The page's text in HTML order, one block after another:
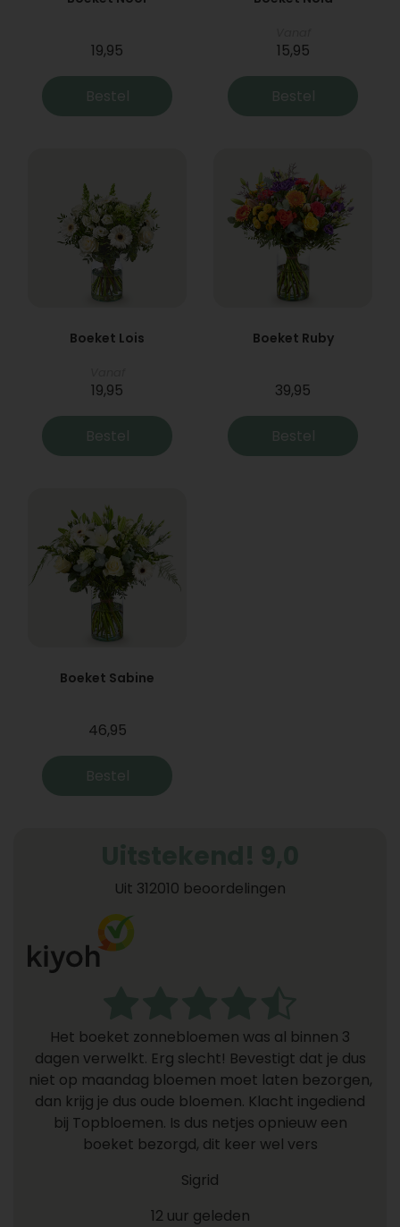
19,95
Bestel
15,95
Bestel
Boeket Lois
19,95
Bestel
Boeket Ruby
39,95
Bestel
Boeket Sabine
46,95
Bestel
Uit 312010 beoordelingen
Het boeket zonnebloemen was al binnen 3
dagen verwelkt. Erg slecht! Bevestigt dat je dus
niet op maandag bloemen moet laten bezorgen,
dan krijg je dus oude bloemen. Klacht ingediend
bij Topbloemen. Is dus netjes opnieuw een
boeket bezorgd, dit keer wel vers
Sigrid
12 uur geleden